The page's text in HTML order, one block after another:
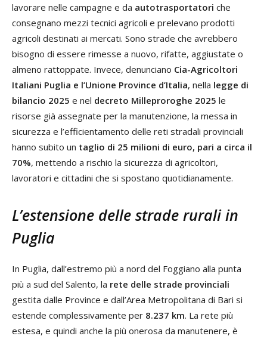
lavorare nelle campagne e da autotrasportatori che
consegnano mezzi tecnici agricoli e prelevano prodotti
agricoli destinati ai mercati. Sono strade che avrebbero
bisogno di essere rimesse a nuovo, rifatte, aggiustate o
almeno rattoppate. Invece, denunciano Cia-Agricoltori
Italiani Puglia e l’Unione Province d’Italia, nella legge di
bilancio 2025 e nel decreto Milleproroghe 2025 le
risorse già assegnate per la manutenzione, la messa in
sicurezza e l’efficientamento delle reti stradali provinciali
hanno subito un taglio di 25 milioni di euro, pari a circa il
70%, mettendo a rischio la sicurezza di agricoltori,
lavoratori e cittadini che si spostano quotidianamente.
L’estensione delle strade rurali in
Puglia
In Puglia, dall’estremo più a nord del Foggiano alla punta
più a sud del Salento, la rete delle strade provinciali
gestita dalle Province e dall’Area Metropolitana di Bari si
estende complessivamente per 8.237 km. La rete più
estesa, e quindi anche la più onerosa da manutenere, è